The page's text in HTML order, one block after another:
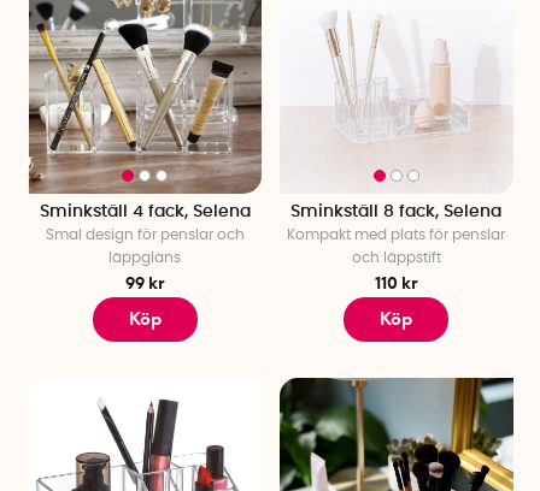
Sminkställ 4 fack, Selena
Smal design för penslar och
läppglans
99 kr
Köp
Sminkställ 8 fack, Selena
Kompakt med plats för penslar
och läppstift
110 kr
Köp